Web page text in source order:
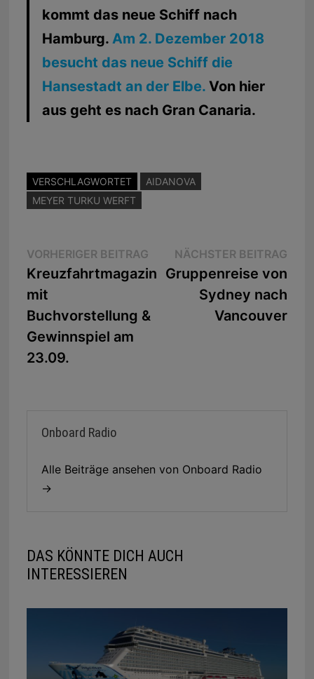
kommt das neue Schiff nach
Hamburg. Am 2. Dezember 2018
besucht das neue Schiff die
Hansestadt an der Elbe. Von hier
aus geht es nach Gran Canaria.
VERSCHLAGWORTET
AIDANOVA
MEYER TURKU WERFT
Beitragsnavigation
VORHERIGER BEITRAGVorheriger
Beitrag:
Kreuzfahrtmagazin
mit
Buchvorstellung &
Gewinnspiel am
23.09.
NÄCHSTER BEITRAG
Gruppenreise von
Sydney nach
Vancouver
Onboard Radio
Alle Beiträge ansehen von Onboard Radio
→
DAS KÖNNTE DICH AUCH
INTERESSIEREN